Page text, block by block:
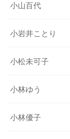
小山百代
小岩井ことり
小松未可子
小林ゆう
小林優子